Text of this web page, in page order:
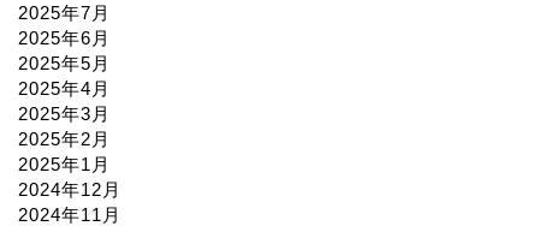
2025年7月
2025年6月
2025年5月
2025年4月
2025年3月
2025年2月
2025年1月
2024年12月
2024年11月